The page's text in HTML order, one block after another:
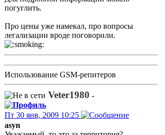
погуглить.
Про цены уже намекал, про вопросы
легализации вроде поговорили.
Использование GSM-репитеров
Veter1980 -
Пт 30 янв, 2009 10:25
asyn